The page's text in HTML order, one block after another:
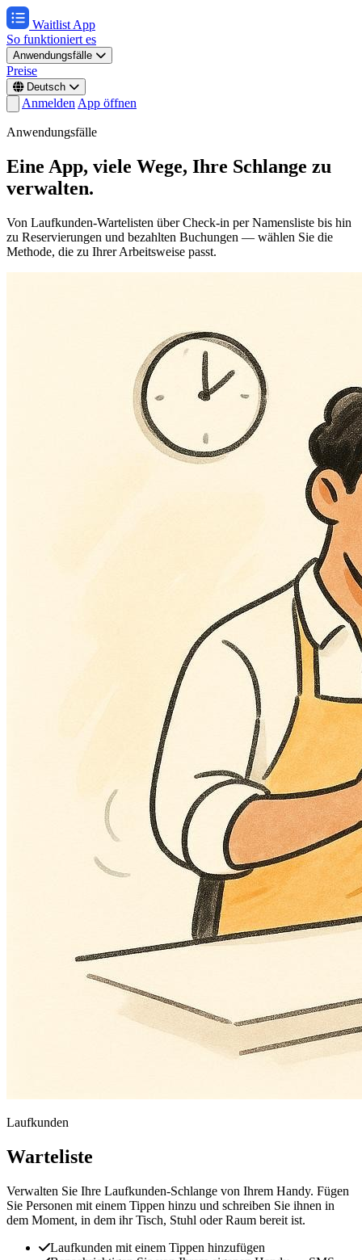
Waitlist App
So funktioniert es
Anwendungsfälle
Preise
Deutsch
Anmelden App öffnen
Anwendungsfälle
Eine App, viele Wege, Ihre Schlange zu
verwalten.
Von Laufkunden-Wartelisten über Check-in per Namensliste bis hin
zu Reservierungen und bezahlten Buchungen — wählen Sie die
Methode, die zu Ihrer Arbeitsweise passt.
Laufkunden
Warteliste
Verwalten Sie Ihre Laufkunden-Schlange von Ihrem Handy. Fügen
Sie Personen mit einem Tippen hinzu und schreiben Sie ihnen in
dem Moment, in dem ihr Tisch, Stuhl oder Raum bereit ist.
Laufkunden mit einem Tippen hinzufügen